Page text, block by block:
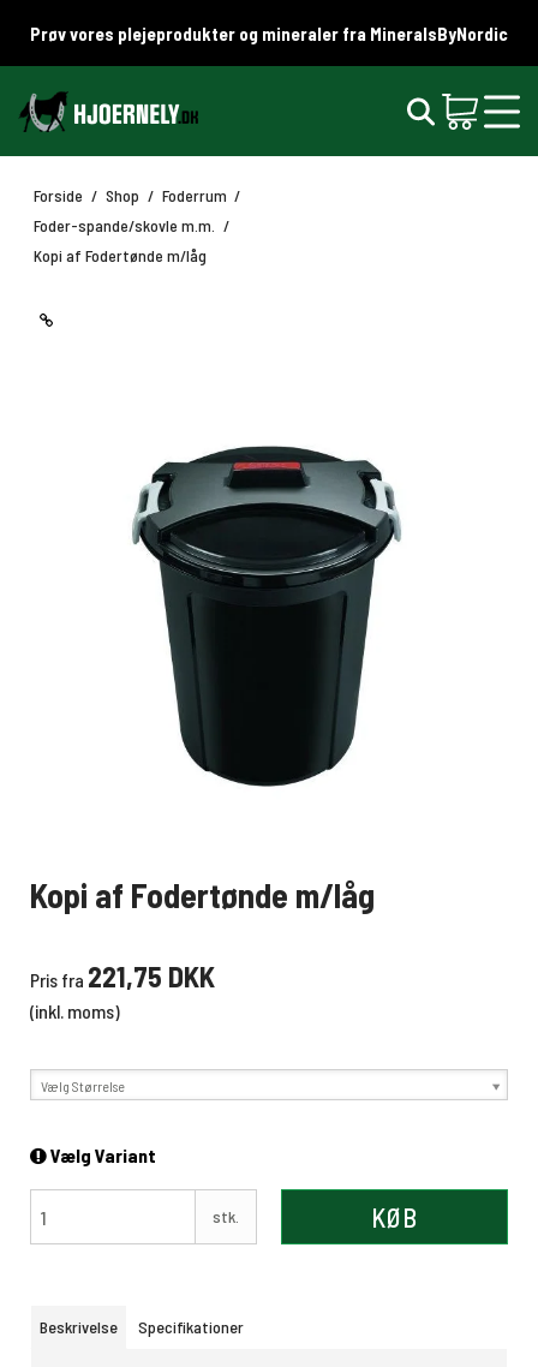
Prøv vores plejeprodukter og mineraler fra MineralsByNordic
Forside / Shop / Foderrum /
Foder-spande/skovle m.m.
/
Kopi af Fodertønde m/låg
Kopi af Fodertønde m/låg
Pris fra 221,75 DKK
(inkl. moms)
Vælg Størrelse
Vælg Variant
stk. KØB
Beskrivelse Specifikationer